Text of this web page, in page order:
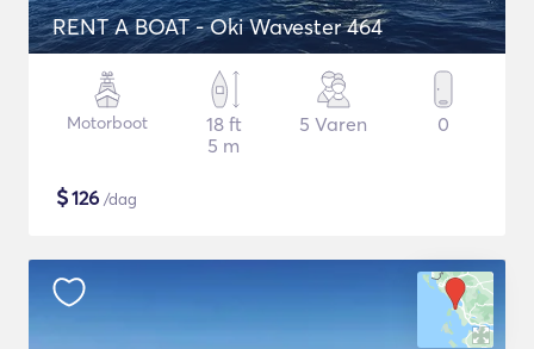
RENT A BOAT - Oki Wavester 464
Motorboot
18 ft
5 m
5 Varen 0
$126 /dag